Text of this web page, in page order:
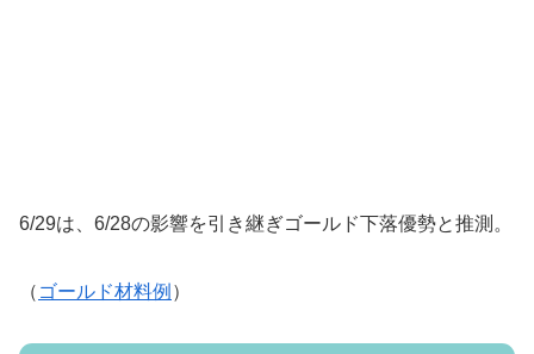
6/29は、6/28の影響を引き継ぎゴールド下落優勢と推測。
（ ゴールド材料例 ）